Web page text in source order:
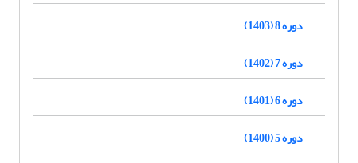
دوره 8 (1403)
دوره 7 (1402)
دوره 6 (1401)
دوره 5 (1400)